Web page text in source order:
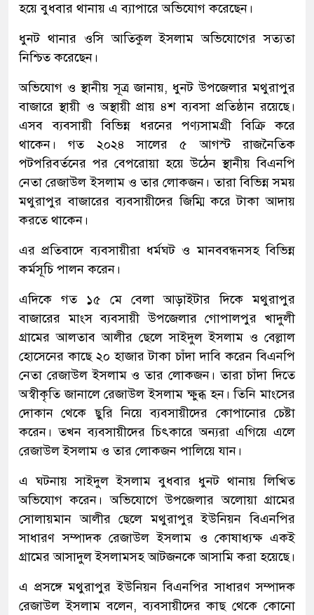
হয়ে বুধবার থানায় এ ব্যাপারে অভিযোগ করেছেন।
ধুনট থানার ওসি আতিকুল ইসলাম অভিযোগের সত্যতা
নিশ্চিত করেছেন।
অভিযোগ ও স্থানীয় সূত্র জানায়, ধুনট উপজেলার মথুরাপুর
বাজারে স্থায়ী ও অস্থায়ী প্রায় ৪শ ব্যবসা প্রতিষ্ঠান রয়েছে।
এসব ব্যবসায়ী বিভিন্ন ধরনের পণ্যসামগ্রী বিক্রি করে
থাকেন। গত ২০২৪ সালের ৫ আগস্ট রাজনৈতিক
পটপরিবর্তনের পর বেপরোয়া হয়ে উঠেন স্থানীয় বিএনপি
নেতা রেজাউল ইসলাম ও তার লোকজন। তারা বিভিন্ন সময়
মথুরাপুর বাজারের ব্যবসায়ীদের জিম্মি করে টাকা আদায়
করতে থাকেন।
এর প্রতিবাদে ব্যবসায়ীরা ধর্মঘট ও মানববন্ধনসহ বিভিন্ন
কর্মসূচি পালন করেন।
এদিকে গত ১৫ মে বেলা আড়াইটার দিকে মথুরাপুর
বাজারের মাংস ব্যবসায়ী উপজেলার গোপালপুর খাদুলী
গ্রামের আলতাব আলীর ছেলে সাইদুল ইসলাম ও বেল্লাল
হোসেনের কাছে ২০ হাজার টাকা চাঁদা দাবি করেন বিএনপি
নেতা রেজাউল ইসলাম ও তার লোকজন। তারা চাঁদা দিতে
অস্বীকৃতি জানালে রেজাউল ইসলাম ক্ষুব্ধ হন। তিনি মাংসের
দোকান থেকে ছুরি নিয়ে ব্যবসায়ীদের কোপানোর চেষ্টা
করেন। তখন ব্যবসায়ীদের চিৎকারে অন্যরা এগিয়ে এলে
রেজাউল ইসলাম ও তার লোকজন পালিয়ে যান।
এ ঘটনায় সাইদুল ইসলাম বুধবার ধুনট থানায় লিখিত
অভিযোগ করেন। অভিযোগে উপজেলার অলোয়া গ্রামের
সোলায়মান আলীর ছেলে মথুরাপুর ইউনিয়ন বিএনপির
সাধারণ সম্পাদক রেজাউল ইসলাম ও কোষাধ্যক্ষ একই
গ্রামের আসাদুল ইসলামসহ আটজনকে আসামি করা হয়েছে।
এ প্রসঙ্গে মথুরাপুর ইউনিয়ন বিএনপির সাধারণ সম্পাদক
রেজাউল ইসলাম বলেন, ব্যবসায়ীদের কাছ থেকে কোনো